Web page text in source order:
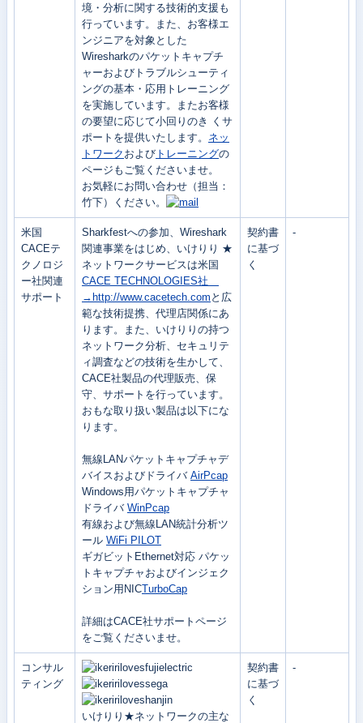
境・分析に関する技術的支援も
行っています。また、お客様エ
ンジニアを対象とした
Wiresharkのパケットキャプチ
ャーおよびトラブルシューティ
ングの基本・応用トレーニング
を実施しています。またお客様
の要望に応じて小回りのき くサ
ポートを提供いたします。 ネッ
トワーク および トレーニングの
ページもご覧くださいませ。
お気軽にお問い合わせ（担当：
竹下）ください。
米国
CACEテ
クノロジ
ー社関連
サポート
Sharkfestへの参加、Wireshark
関連事業をはじめ、いけりり ★
ネットワークサービスは米国
CACE TECHNOLOGIES社
→http://www.cacetech.com と広
範な技術提携、代理店関係にあ
ります。また、いけりりの持つ
ネットワーク分析、セキュリテ
ィ調査などの技術を生かして、
CACE社製品の代理販売、保
守、サポートを行っています。
おもな取り扱い製品は以下にな
ります。
無線LANパケットキャプチャデ
バイスおよびドライバ AirPcap
Windows用パケットキャプチャ
ドライバ WinPcap
有線および無線LAN統計分析ツ
ール WiFi PILOT
ギガビットEthernet対応 パケッ
トキャプチャおよびインジェク
ション用NICTurboCap
詳細はCACE社サポートページ
をご覧くださいませ。
契約書
に基づ
く
-
コンサル
ティング
いけりり★ネットワークの主な
契約書
に基づ
く
-